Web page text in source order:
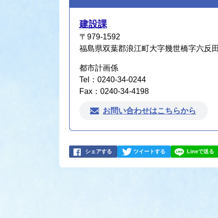
建設課
〒979-1592
福島県双葉郡浪江町大字幾世橋字六反
都市計画係
Tel：0240-34-0244
Fax：0240-34-4198
お問い合わせはこちらから
シェアする ツイートする Lineで送る